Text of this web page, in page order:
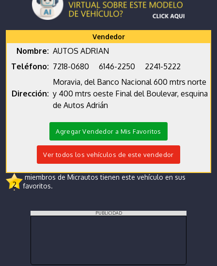
Vendedor
Nombre: AUTOS ADRIAN
Teléfono: 7218-0680 6146-2250 2241-5222
Dirección:
Moravia, del Banco Nacional 600 mtrs norte
y 400 mtrs oeste Final del Boulevar, esquina
de Autos Adrián
Agregar Vendedor a Mis Favoritos
Ver todos los vehículos de este vendedor
2
miembros de Micrautos tienen este vehículo en sus
favoritos.
PUBLICIDAD